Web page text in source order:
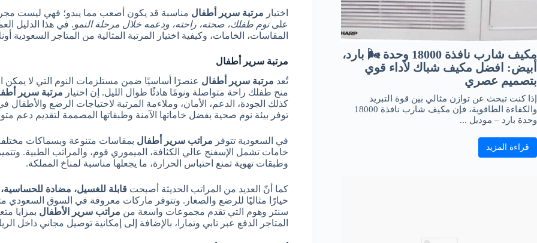
اختيار مرتبة سرير أطفال مناسبة قد يكون أصعب مما يبدو؛ فهي ليست
علىنوم طفلك، صحته، راحته، ودعمه خلال مرحلة النمو. في هذا الدليل
المقاسات، الخامات، وكيفية اختيار المرتبة المثالية من المتاجر السعودية
مرتبة سرير أطفال
تُعد مرتبة سرير أطفال عنصرًا أساسيًا ضمن مستلزمات النوم التي لا يمكن
منح طفلك راحة متواصلة ونومًا هادئًا طوال الليل. إن اختيار مرتبة سرير
كذلك الجودة، الدعم، الأمان، وملاءمة المرتبة لاحتياجات الرضع والأطفال
توفر بيئة نوم صحية بفضل خاماتها الآمنة وطبقاتها المصممة لتقديم دعم
في السعودية تتوفر مراتب سرير أطفال بمقاسات متنوعة وبسماكات
خامات تشمل الإسفنج عالي الكثافة، الميموري فوم، والمراتب الطبية.
وطبقات تهوية تمنع احتباس الحرارة، ما يجعلها مناسبة لمناخ المملكة.
كما أنّ العديد من المراتب الحديثة أصبحت قابلة للغسيل، مضادة
سنتر وهوم التي تقدم مجموعات واسعة من مراتب سرير الأطفال بمزايا
المتاجر الدفع عبر تابي وتمارا، بالإضافة إلى إمكانية توصيل مجاني داخل
مكيف شارب نافذة 18000 وحدة 🌬️ بارد،
أبيض: افضل مكيف شباك لأداء قوي
بتصميم عصري
إذا كنت تبحث عن توازن مثالي بين قوة التبريد
والكفاءة الطاقوية، فإن مكيف شارب نافذة 18000
وحدة بارد – موديل ...
قراءة المزيد